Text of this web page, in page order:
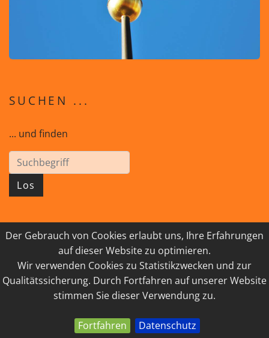
Der Gebrauch von Cookies erlaubt uns, Ihre Erfahrungen
auf dieser Website zu optimieren.
Wir verwenden Cookies zu Statistikzwecken und zur
Qualitätssicherung. Durch Fortfahren auf unserer Website
stimmen Sie dieser Verwendung zu.
Fortfahren Datenschutz
SUCHEN ...
... und finden
Los
© 2026 GEISTreich - Diözese Innsbruck
IMPRESSUM
LINKSAMMLUNG
DATENSCHUTZ
KONTAKT
powered by webEdition CMS